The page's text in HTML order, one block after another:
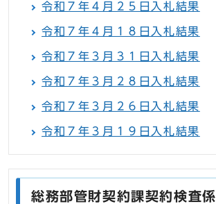
令和７年４月２５日入札結果
令和７年４月１８日入札結果
令和７年３月３１日入札結果
令和７年３月２８日入札結果
令和７年３月２６日入札結果
令和７年３月１９日入札結果
総務部管財契約課契約検査係